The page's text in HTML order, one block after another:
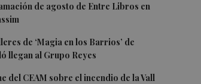
de agosto de Entre Libros en
de ‘Magia en los Barrios’ de
llegan al Grupo Reyes
del CEAM sobre el incendio de la Vall